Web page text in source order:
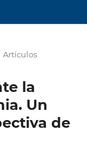
Artículos
la
Un
de